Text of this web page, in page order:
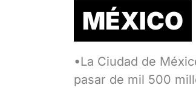
MÉXICO
•La Ciudad de
pasar de mil 500